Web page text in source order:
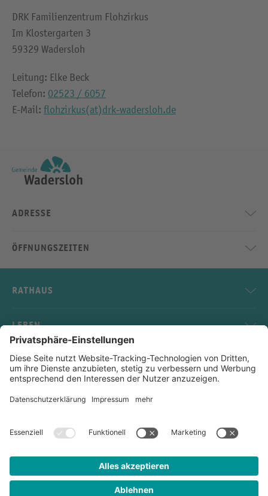
DRK Familienzentrum Flohzirkus
Im Klostergarten 3
59329 Wadersloh
Leitung: Elke Beck
Telefon: 02523 / 6057
E-Mail: flohzirkus(at)drk-wadersloh.de
ADRESSE
ÖFFNUNGSZEITEN
RATHAUS
LEBEN
SERVICE
KONTAKT